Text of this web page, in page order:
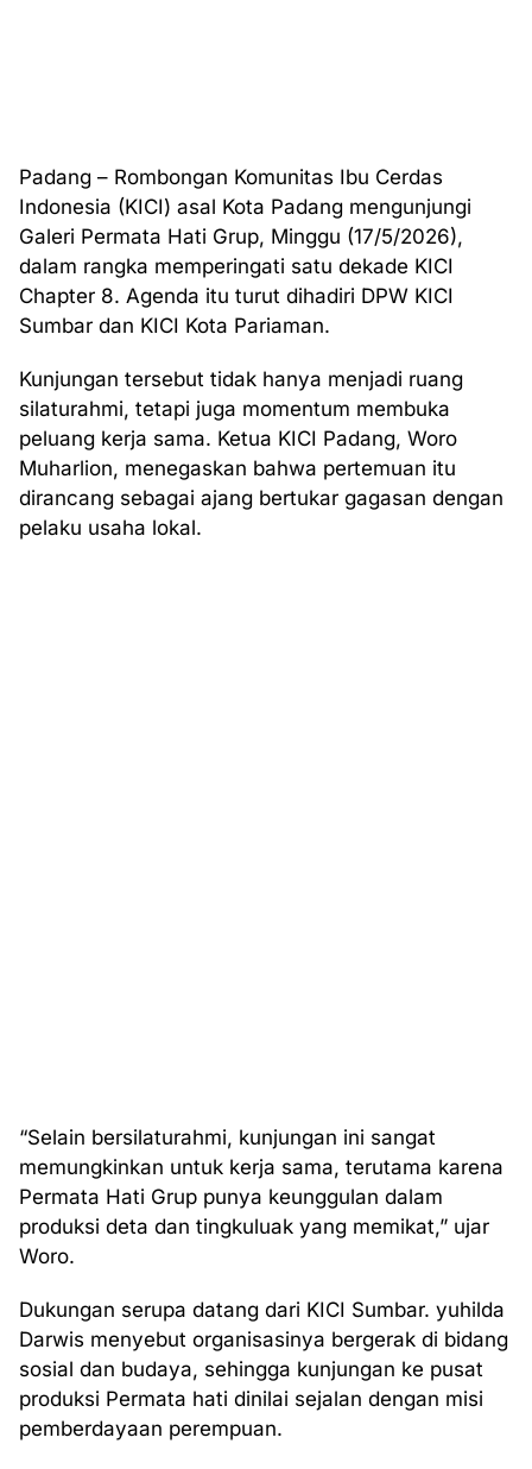
Padang – Rombongan Komunitas Ibu Cerdas
Indonesia (KICI) asal Kota Padang mengunjungi
Galeri Permata Hati Grup, Minggu (17/5/2026),
dalam rangka memperingati satu dekade KICI
Chapter 8. Agenda itu turut dihadiri DPW KICI
Sumbar dan KICI Kota Pariaman.
Kunjungan tersebut tidak hanya menjadi ruang
silaturahmi, tetapi juga momentum membuka
peluang kerja sama. Ketua KICI Padang, Woro
Muharlion, menegaskan bahwa pertemuan itu
dirancang sebagai ajang bertukar gagasan dengan
pelaku usaha lokal.
“Selain bersilaturahmi, kunjungan ini sangat
memungkinkan untuk kerja sama, terutama karena
Permata Hati Grup punya keunggulan dalam
produksi deta dan tingkuluak yang memikat,” ujar
Woro.
Dukungan serupa datang dari KICI Sumbar. yuhilda
Darwis menyebut organisasinya bergerak di bidang
sosial dan budaya, sehingga kunjungan ke pusat
produksi Permata hati dinilai sejalan dengan misi
pemberdayaan perempuan.